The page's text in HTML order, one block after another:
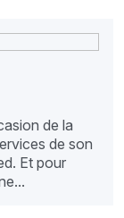
de la
de son
Et pour